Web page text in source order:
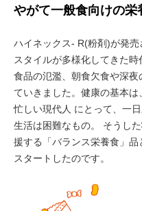
やがて一般食向けの栄
ハイネックス- R(粉剤)が発
スタイルが多様化してきた
食品の氾濫、朝食欠食や深
ていきました。健康の基本
忙しい現代人 にとって、一
生活は困難なもの。 そうし
援する「バランス栄養食」
スタートしたのです。